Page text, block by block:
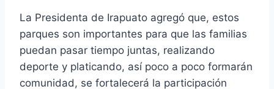
La Presidenta de Irapuato agregó que, estos
parques son importantes para que las familias
puedan pasar tiempo juntas, realizando
deporte y platicando, así poco a poco formarán
comunidad, se fortalecerá la participación